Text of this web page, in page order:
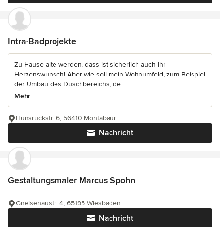
Intra-Badprojekte
Zu Hause alte werden, dass ist sicherlich auch Ihr
Herzenswunsch! Aber wie soll mein Wohnumfeld, zum Beispiel
der Umbau des Duschbereichs, de...
Mehr
Nachricht
Hunsrückstr. 6, 56410 Montabaur
Gestaltungsmaler Marcus Spohn
Nachricht
Gneisenaustr. 4, 65195 Wiesbaden